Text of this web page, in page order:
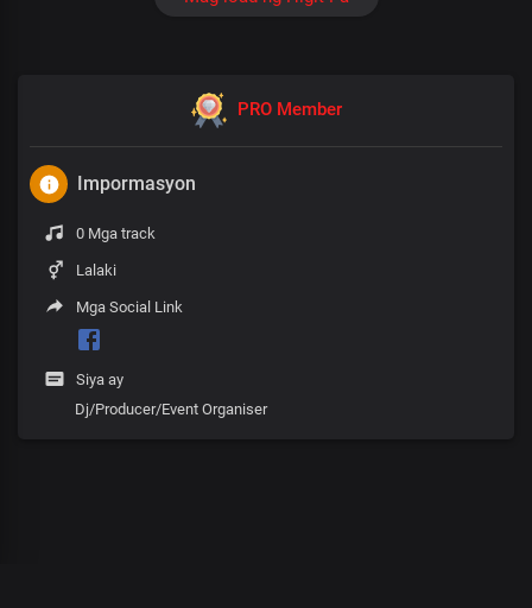
PRO Member
Impormasyon
0 Mga track
Lalaki
Mga Social Link
Siya ay
Dj/Producer/Event Organiser